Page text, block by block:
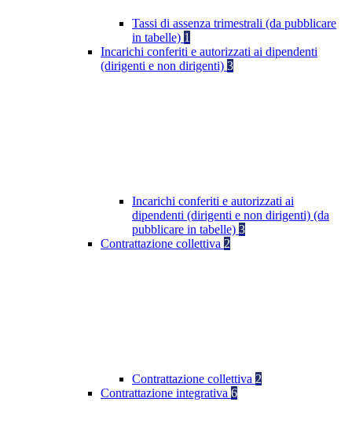
Tassi di assenza trimestrali (da pubblicare
in tabelle) 1
Incarichi conferiti e autorizzati ai dipendenti
(dirigenti e non dirigenti) 3
Incarichi conferiti e autorizzati ai
dipendenti (dirigenti e non dirigenti) (da
pubblicare in tabelle) 3
Contrattazione collettiva 2
Contrattazione collettiva 2
Contrattazione integrativa 6